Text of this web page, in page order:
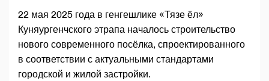
22 мая 2025 года в генгешлике «Тязе ёл»
Куняургенчского этрапа началось строительство
нового современного посёлка, спроектированного
в соответствии с актуальными стандартами
городской и жилой застройки.